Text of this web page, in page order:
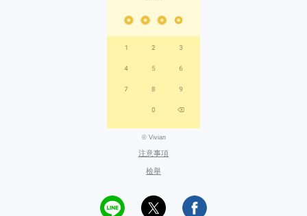
© Vivian
注意事項
檢舉